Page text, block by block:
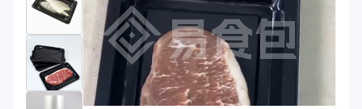
热收缩
袋
拉伸膜
长度（m）
600、4000、500、50
透明
PE/EVOH
宽度mm
100~1300
100μm、150μm